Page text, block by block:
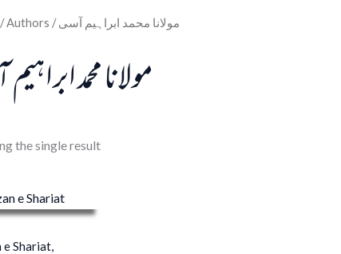
/ Authors / مولانا محمد ابراہیم آسی
مولانا محمد
the single result
e Shariat,